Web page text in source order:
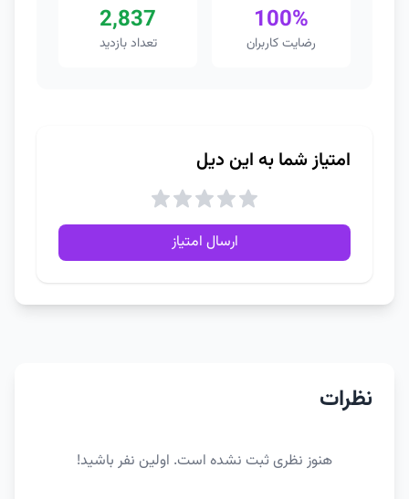
100%
رضایت کاربران
2,837
تعداد بازدید
امتیاز شما به این دیل
ارسال امتیاز
نظرات
هنوز نظری ثبت نشده است. اولین نفر باشید!